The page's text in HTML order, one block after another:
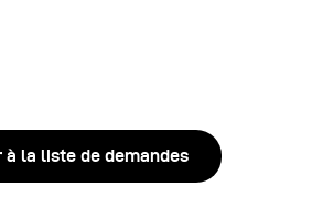
à la liste de demandes